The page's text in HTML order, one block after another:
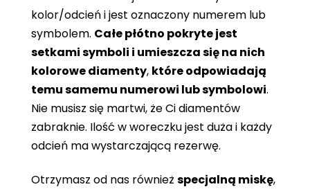
kolor/odcień i jest oznaczony numerem lub
symbolem. Całe płótno pokryte jest
setkami symboli i umieszcza się na nich
kolorowe diamenty, które odpowiadają
temu samemu numerowi lub symbolowi.
Nie musisz się martwi, że Ci diamentów
zabraknie. Ilość w woreczku jest duża i każdy
odcień ma wystarczającą rezerwę.
Otrzymasz od nas również specjalną miskę,